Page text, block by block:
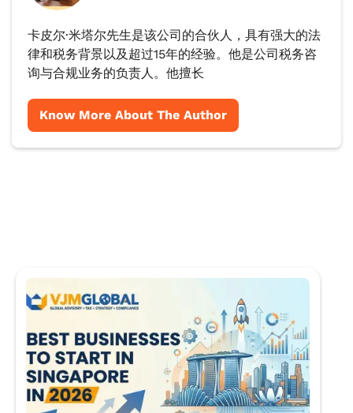
卡皮尔·米塔尔先生是该公司的合伙人，具有强大的法
律和税务背景以及超过15年的经验。他是公司税务咨
询与合规业务的负责人。他擅长
Know More About The Author